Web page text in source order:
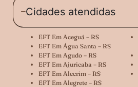
Cidades atendidas
EFT Em Aceguá – RS
EFT Em Água Santa – RS
EFT Em Agudo – RS
EFT Em Ajuricaba – RS
EFT Em Alecrim – RS
EFT Em Alegrete – RS